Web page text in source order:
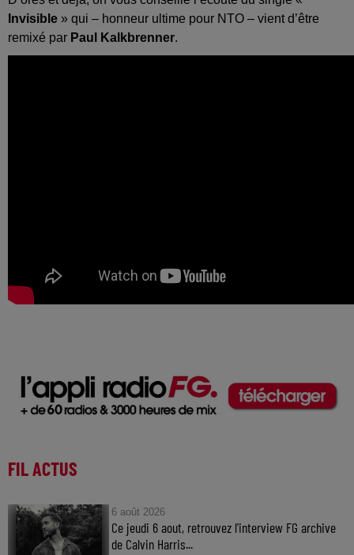
Invisible » qui – honneur ultime pour NTO – vient d’être
remixé par Paul Kalkbrenner.
FIL ACTUS
6 août 2026
Ce jeudi 6 aout, retrouvez l'interview FG archive
de Calvin Harris...